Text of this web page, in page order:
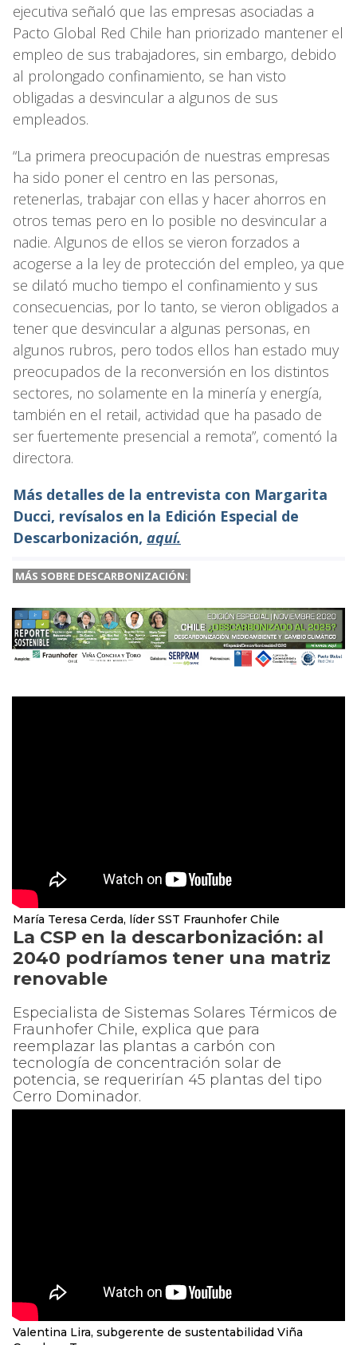
ejecutiva señaló que las empresas asociadas a
Pacto Global Red Chile han priorizado mantener el
empleo de sus trabajadores, sin embargo, debido
al prolongado confinamiento, se han visto
obligadas a desvincular a algunos de sus
empleados.
“La primera preocupación de nuestras empresas
ha sido poner el centro en las personas,
retenerlas, trabajar con ellas y hacer ahorros en
otros temas pero en lo posible no desvincular a
nadie. Algunos de ellos se vieron forzados a
acogerse a la ley de protección del empleo, ya que
se dilató mucho tiempo el confinamiento y sus
consecuencias, por lo tanto, se vieron obligados a
tener que desvincular a algunas personas, en
algunos rubros, pero todos ellos han estado muy
preocupados de la reconversión en los distintos
sectores, no solamente en la minería y energía,
también en el retail, actividad que ha pasado de
ser fuertemente presencial a remota”, comentó la
directora.
Más detalles de la entrevista con Margarita
Ducci, revísalos en la Edición Especial de
Descarbonización, aquí.
MÁS SOBRE DESCARBONIZACIÓN:
María Teresa Cerda, líder SST Fraunhofer Chile
La CSP en la descarbonización: al
2040 podríamos tener una matriz
renovable
Especialista de Sistemas Solares Térmicos de
Fraunhofer Chile, explica que para
reemplazar las plantas a carbón con
tecnología de concentración solar de
potencia, se requerirían 45 plantas del tipo
Cerro Dominador.
Valentina Lira, subgerente de sustentabilidad Viña